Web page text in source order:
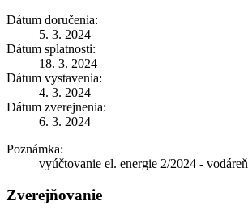
Dátum doručenia:
5. 3. 2024
Dátum splatnosti:
18. 3. 2024
Dátum vystavenia:
4. 3. 2024
Dátum zverejnenia:
6. 3. 2024
Poznámka:
vyúčtovanie el. energie 2/2024 - vodáreň
Zverejňovanie